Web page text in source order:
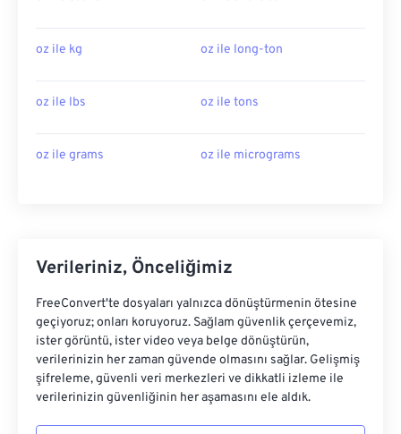
oz ile kg oz ile long-ton
oz ile lbs oz ile tons
oz ile grams oz ile micrograms
Verileriniz, Önceliğimiz
FreeConvert'te dosyaları yalnızca dönüştürmenin ötesine
geçiyoruz; onları koruyoruz. Sağlam güvenlik çerçevemiz,
ister görüntü, ister video veya belge dönüştürün,
verilerinizin her zaman güvende olmasını sağlar. Gelişmiş
şifreleme, güvenli veri merkezleri ve dikkatli izleme ile
verilerinizin güvenliğinin her aşamasını ele aldık.